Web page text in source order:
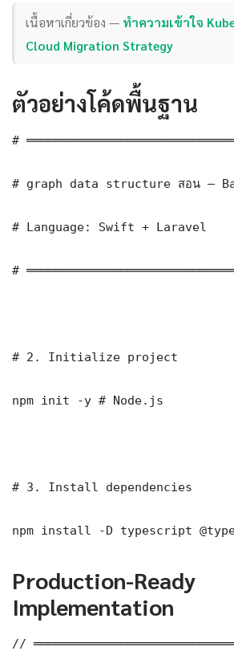
เนื้อหาเกี่ยวข้อง — ทำความเข้าใจ
Cloud Migration Strategy
ตัวอย่างโค้ดพื้นฐาน
#
# graph data structure สอน —
# Language: Swift + Laravel
#
# 2. Initialize project
npm init -y # Node.js
# 3. Install dependencies
npm install -D typescript
Production-Ready
Implementation
//